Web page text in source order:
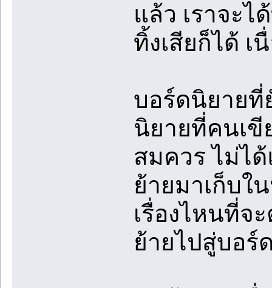
แล้ว เราจะ
ทิ้งเสียก็ได้ เ
บอร์ดนิยายที่
นิยายที่คนเขี
สมควร ไม่ไ
ย้ายมาเก็บใ
เรื่องไหนที่จ
ย้ายไปสู่บอร์